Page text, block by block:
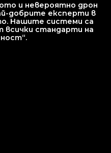
и невероятно дрон
добрите експерти в
Нашите системи са
всички стандарти на